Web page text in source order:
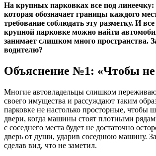
На крупных парковках все под линеечку:
которая обозначает границы каждого
требование соблюдать эту разметку. И
крупной парковке можно найти
занимает слишком много пространства.
водителю?
Объяснение №1: «Чтобы не
Многие автовладельцы слишком
своего имущества и рассуждают таким
парковке не настолько просторные, чтобы
двери, когда машины стоят плотными
с соседнего места будет не достаточно
дверь от души, ударив соседнюю машину.
сделав вид, что не заметил.